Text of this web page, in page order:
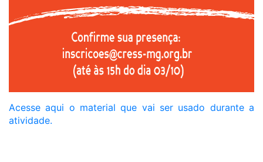
Acesse aqui o material que vai ser usado durante a
atividade.